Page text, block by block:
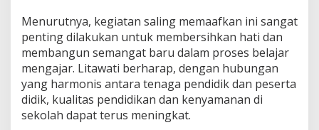
t
r
i
1
4
4
7
H
Menurutnya, kegiatan saling memaafkan ini sangat
penting dilakukan untuk membersihkan hati dan
membangun semangat baru dalam proses belajar
mengajar. Litawati berharap, dengan hubungan
yang harmonis antara tenaga pendidik dan peserta
didik, kualitas pendidikan dan kenyamanan di
sekolah dapat terus meningkat.